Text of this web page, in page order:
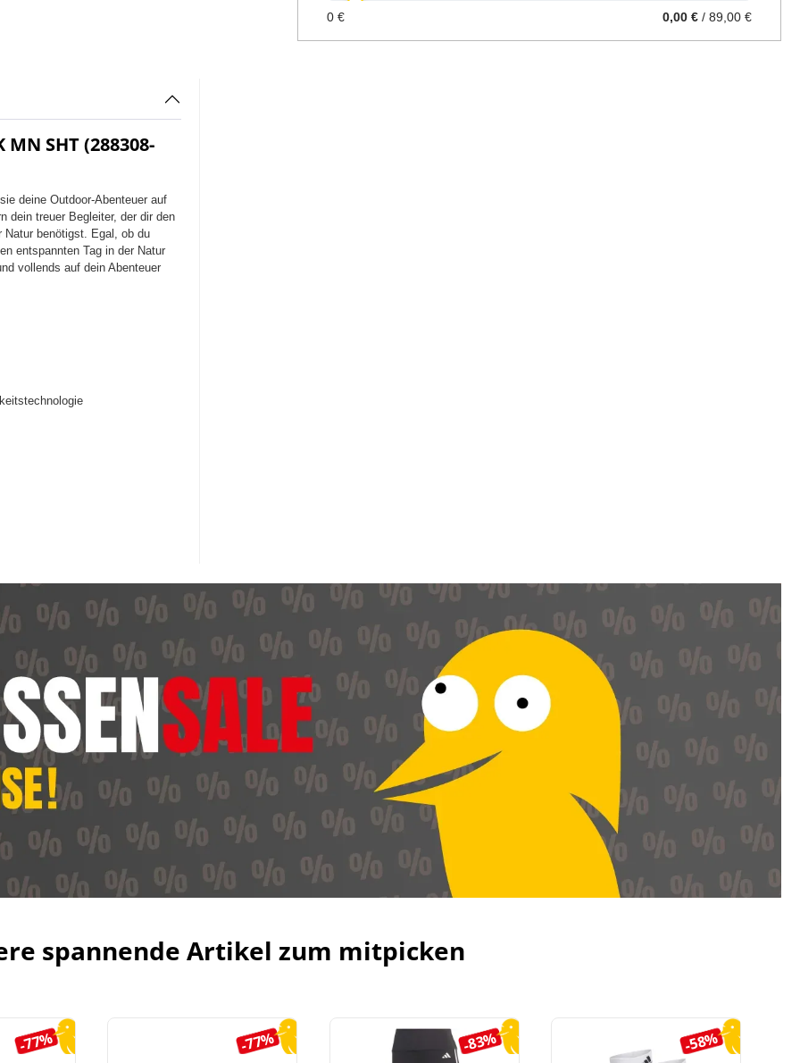
0 € 0,00 € / 89,00 €
MN SHT (288308-
deine Outdoor-Abenteuer auf
dein treuer Begleiter, der dir den
benötigst. Egal, ob du
entspannten Tag in der Natur
vollends auf dein Abenteuer
spannende Artikel zum mitpicken
-77% -77% -83% -58%